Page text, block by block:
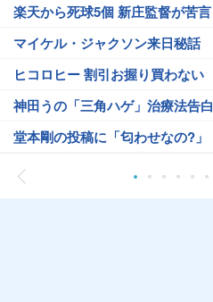
楽天から死球5個 新庄監督が苦言
マイケル・ジャクソン来日秘話
ヒコロヒー 割引お握り買わない
神田うの「三角ハゲ」治療法告白
堂本剛の投稿に「匂わせなの?」